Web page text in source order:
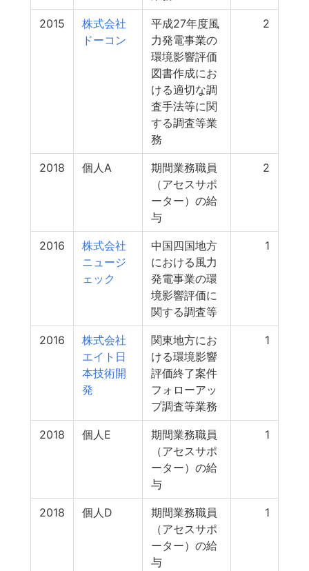
2015
株式会社
ドーコン
平成27年度風
力発電事業の
環境影響評価
図書作成にお
ける適切な調
査手法等に関
する調査等業
務
2
2018 個人A
期間業務職員
（アセスサポ
ーター）の給
与
2
2016
株式会社
ニュージ
ェック
中国四国地方
における風力
発電事業の環
境影響評価に
関する調査等
1
2016
株式会社
エイト日
本技術開
発
関東地方にお
ける環境影響
評価終了案件
フォローアッ
プ調査等業務
1
2018 個人E
期間業務職員
（アセスサポ
ーター）の給
与
1
2018 個人D
期間業務職員
（アセスサポ
ーター）の給
与
1